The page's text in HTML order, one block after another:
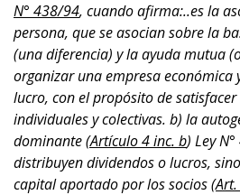
N° 438/94, cuando afirma:..es la
persona, que se asocian sobre la
(una diferencia) y la ayuda mutua
organizar una empresa económica
lucro, con el propósito de satisfacer
individuales y colectivas. b) la
dominante(Artículo 4 inc. b) Ley
distribuyen dividendos o lucros,
capital aportado por los socios (